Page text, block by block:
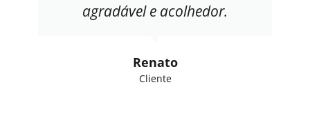
agradável e acolhedor.
Renato
Cliente